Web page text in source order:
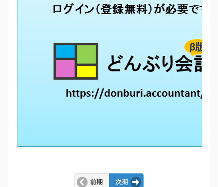
前期 次期